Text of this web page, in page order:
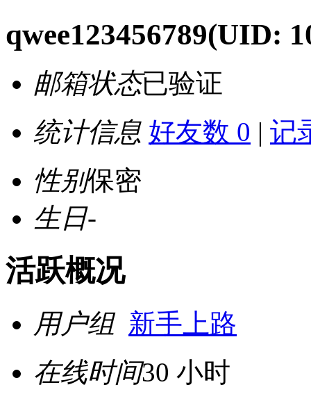
qwee123456789(UID:
邮箱状态已验证
统计信息 好友数 0 | 记
性别保密
生日-
活跃概况
用户组 新手上路
在线时间30 小时